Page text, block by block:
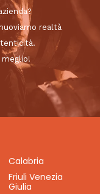
realtà
Calabria
Friuli Venezia
Giulia